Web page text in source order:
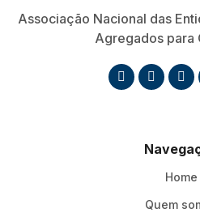
Associação Nacional das
Agregados para
Home
Quem